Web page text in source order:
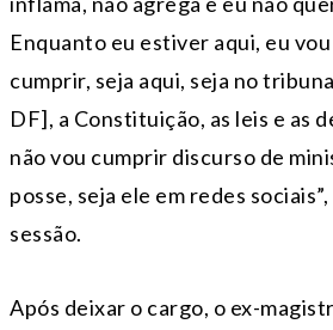
Enquanto eu estiver aqui, eu
cumprir, seja aqui, seja no
DF], a Constituição, as leis e as
não vou cumprir discurso de
posse, seja ele em redes
sessão.
Após deixar o cargo, o ex-